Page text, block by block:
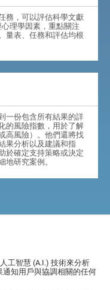
務，可以評估科學文獻
理學因素，重點關注
量表、任務和評估均根
一份包含所有結果的詳
的風險指數，用於了解
高風險）。他們還將找
果分析以及建議和指
於確定支持策略或決定
地研究案例。
工智慧 (A.I.) 技術來分析
知用戶與協調相關的任何